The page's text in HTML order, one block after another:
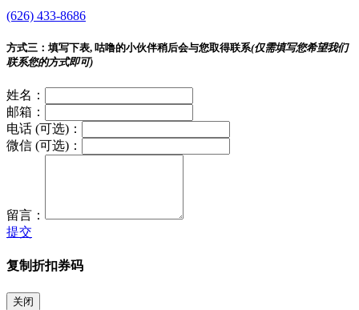
(626) 433-8686
方式三： 填写下表, 咕噜的小伙伴稍后会与您取得联系(仅需填写您希望我们
联系您的方式即可)
姓名：
邮箱：
电话 (可选)：
微信 (可选)：
留言：
提交
复制折扣券码
关闭